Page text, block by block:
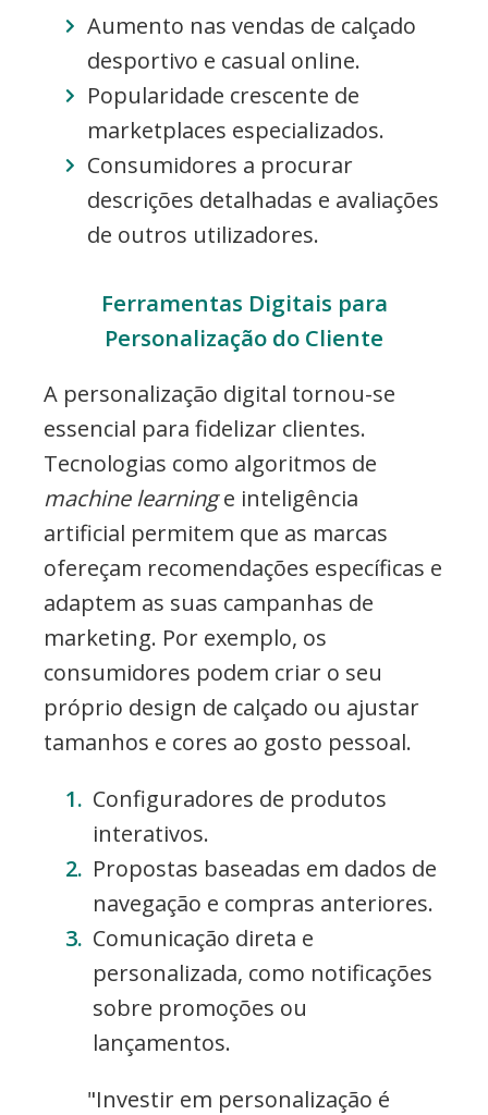
Aumento nas vendas de calçado
desportivo e casual online.
Popularidade crescente de
marketplaces especializados.
Consumidores a procurar
descrições detalhadas e avaliações
de outros utilizadores.
Ferramentas Digitais para
Personalização do Cliente
A personalização digital tornou-se
essencial para fidelizar clientes.
Tecnologias como algoritmos de
machine learninge inteligência
artificial permitem que as marcas
ofereçam recomendações específicas e
adaptem as suas campanhas de
marketing. Por exemplo, os
consumidores podem criar o seu
próprio design de calçado ou ajustar
tamanhos e cores ao gosto pessoal.
Configuradores de produtos
interativos.
Propostas baseadas em dados de
navegação e compras anteriores.
Comunicação direta e
personalizada, como notificações
sobre promoções ou
lançamentos.
"Investir em personalização é